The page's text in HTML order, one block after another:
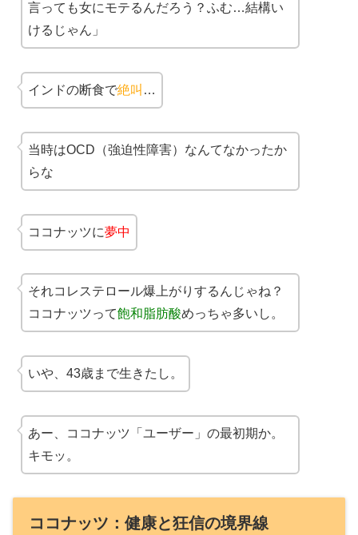
言っても女にモテるんだろう？ふむ…結構い
けるじゃん」
インドの断食で絶叫 …
当時はOCD（強迫性障害）なんてなかったか
らな
ココナッツに夢中
それコレステロール爆上がりするんじゃね？
ココナッツって飽和脂肪酸めっちゃ多いし。
いや、43歳まで生きたし。
あー、ココナッツ「ユーザー」の最初期か。
キモッ。
ココナッツ：健康と狂信の境界線